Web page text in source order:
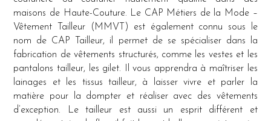
maisons de Haute-Couture. Le CAP Métiers de la Mode –
Vêtement Tailleur (MMVT) est également connu sous le
nom de CAP Tailleur, il permet de se spécialiser dans la
fabrication de vêtements structurés, comme les vestes et les
pantalons tailleur, les gilet. Il vous apprendra à maîtriser les
lainages et les tissus tailleur, à laisser vivre et parler la
matière pour la dompter et réaliser avec des vêtements
d’exception. Le tailleur est aussi un esprit différent et